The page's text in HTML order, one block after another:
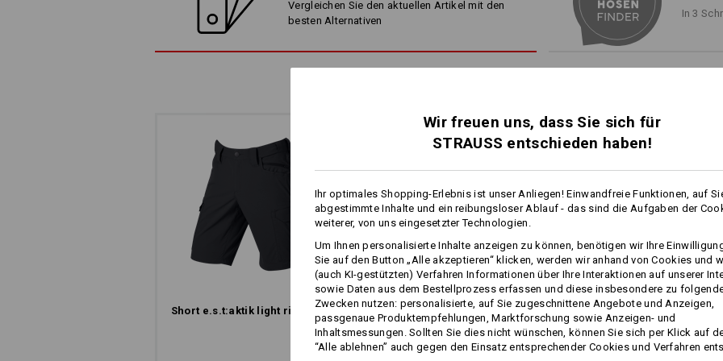
*Nicht im Lieferumfang enthalten.
Material:
Oberstoff 96% Polyamid / 4%
Trocknen im Trockner schonend
Personalisierung:
Selbst gestalten
Unsere Taktik: Wir beschreiten neue Wege, loten textile Grenzen
die perfekte Verbindung aus Leichtigkeit und Robustheit – verschmolzen mit
Kollektion entdecken
Wie leicht kann Ripstop
Welche Workwear-Taktik
Die e.s.t:aktik!
klimatisierende Features
erdigen Farben. Ursprung &
unter
festkletten – fertig!
Vergleichen Sie den aktuellen Artikel mit den
besten Alternativen
In 3
Short e.s.​t:aktik light ripstop
Funktions­ Short e.s.​
dynashield
Funktions­ Short e.s.​
dynashield solid
Wir freuen uns, dass Sie sich für
STRAUSS entschieden haben!
Ihr optimales Shopping-Erlebnis ist unser Anliegen! Einwandfreie Funktionen, auf
abgestimmte Inhalte und ein reibungsloser Ablauf - das sind die Aufgaben der
weiterer, von uns eingesetzter Technologien.
Um Ihnen personalisierte Inhalte anzeigen zu können, benötigen wir Ihre
Sie auf den Button „Alle akzeptieren“ klicken, werden wir anhand von Cookies und
(auch KI-gestützten) Verfahren Informationen über Ihre Interaktionen auf unserer
sowie Daten aus dem Bestellprozess erfassen und diese insbesondere zu
Zwecken nutzen: personalisierte, auf Sie zugeschnittene Angebote und Anzeigen,
passgenaue Produktempfehlungen, Marktforschung sowie Anzeigen- und
Inhaltsmessungen. Sollten Sie dies nicht wünschen, können Sie sich per Klick auf
“Alle ablehnen” auch gegen den Einsatz entsprechender Cookies und Verfahren